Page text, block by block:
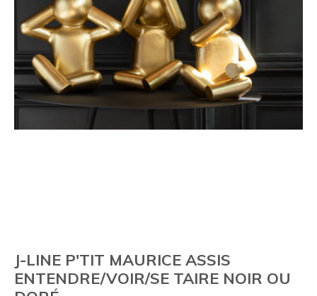
J-LINE P'TIT MAURICE ASSIS
ENTENDRE/VOIR/SE TAIRE NOIR OU